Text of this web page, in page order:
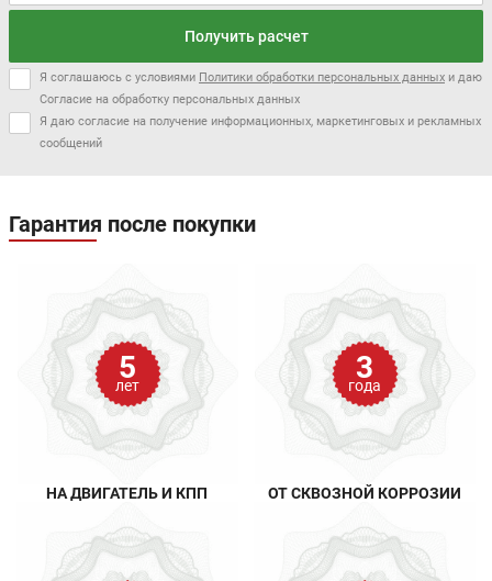
Получить расчет
Я соглашаюсь с условиями Политики обработки персональных данных и даю
Согласие на обработку персональных данных
Я даю согласие на получение информационных, маркетинговых и рекламных
сообщений
Гарантия после покупки
5
лет
НА ДВИГАТЕЛЬ И КПП
3
года
ОТ СКВОЗНОЙ КОРРОЗИИ